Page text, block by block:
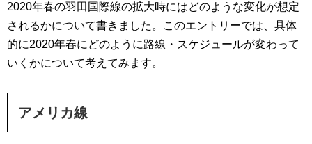
2020年春の羽田国際線の拡大時にはどのような変化が想定
されるかについて書きました。このエントリーでは、具体
的に2020年春にどのように路線・スケジュールが変わって
いくかについて考えてみます。
アメリカ線